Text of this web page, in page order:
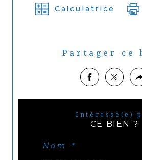
Calculatrice
Partager ce
Intéressé(e)
CE BIEN ?
Nom *